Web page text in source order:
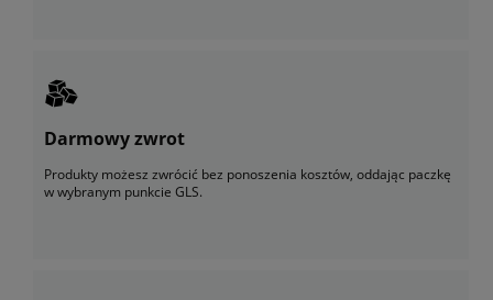
Darmowy zwrot
Produkty możesz zwrócić bez ponoszenia kosztów, oddając paczkę
w wybranym punkcie GLS.